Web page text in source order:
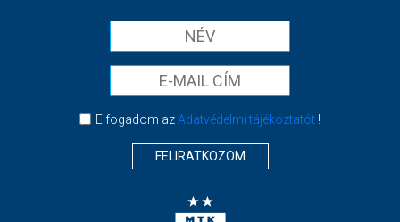
Elfogadom azAdatvédelmi tájékoztatót!
FELIRATKOZOM